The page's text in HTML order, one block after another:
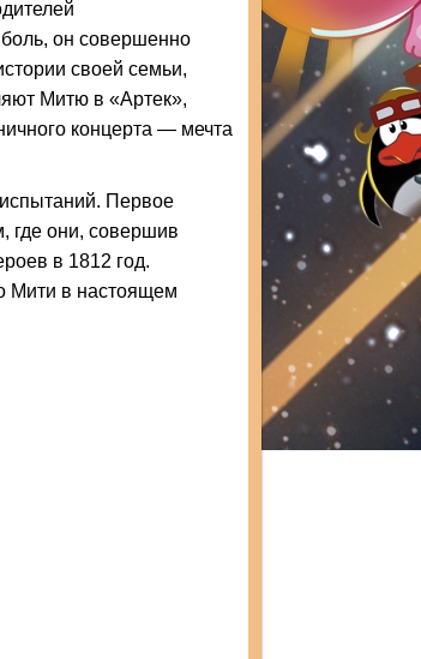
он совершенно
своей семьи,
Митю в «Артек»,
концерта — мечта
Первое
где они, совершив
в 1812 год.
Мити в настоящем